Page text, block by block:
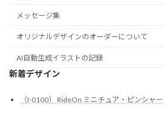
メッセージ集
オリジナルデザインのオーダーについて
AI自動生成イラストの記録
新着デザイン
（I-0100） RideOn ミニチュア・ピンシャー